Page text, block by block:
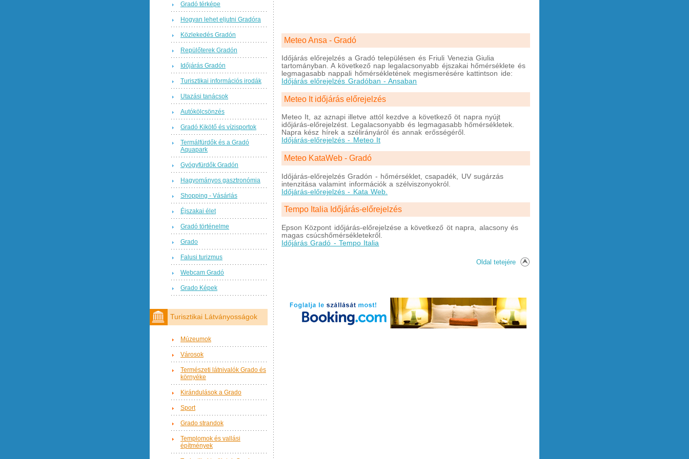
Meteo Ansa - Gradó
Időjárás előrejelzés a Gradó településen és Friuli Venezia Giulia
tartományban. A következő nap legalacsonyabb éjszakai hőmérséklete és
legmagasabb nappali hőmérsékletének megismerésére kattintson ide:
Időjárás előrejelzés Gradóban - Ansaban
Meteo It időjárás előrejelzés
Meteo It, az aznapi illetve attól kezdve a következő öt napra nyújt
időjárás-előrejelzést. Legalacsonyabb és legmagasabb hőmérsékletek.
Napra kész hírek a szélirányáról és annak erősségéről.
Időjárás-előrejelzés - Meteo It
Meteo KataWeb - Gradó
Időjárás-előrejelzés Gradón - hőmérséklet, csapadék, UV sugárzás
intenzitása valamint információk a szélviszonyokról.
Időjárás-előrejelzés - Kata Web.
Tempo Italia Időjárás-előrejelzés
Epson Központ időjárás-előrejelzése a következő öt napra, alacsony és
magas csúcshőmérsékletekről.
Időjárás Gradó - Tempo Italia
Oldal tetejére
Gradó térképe
Hogyan lehet eljutni Gradóra
Közlekedés Gradón
Repülőterek Gradón
Időjárás Gradón
Turisztikai információs irodák
Utazási tanácsok
Autókölcsönzés
Gradó Kikötő és vízisportok
Termálfürdők és a Gradó
Aquapark
Gyógyfürdők Gradón
Hagyományos gasztronómia
Shopping - Vásárlás
Éjszakai élet
Gradó történelme
Grado
Falusi turizmus
Webcam Gradó
Grado Képek
Turisztikai Látványosságok
Múzeumok
Városok
Természeti látnivalók Grado és
környéke
Kirándulások a Grado
Sport
Grado strandok
Templomok és vallási
építmények